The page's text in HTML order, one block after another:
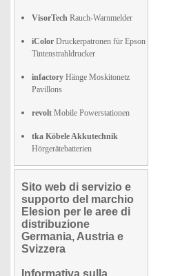
VisorTech Rauch-Warnmelder
iColor Druckerpatronen für Epson
Tintenstrahldrucker
infactory Hänge Moskitonetz
Pavillons
revolt Mobile Powerstationen
tka Köbele Akkutechnik
Hörgerätebatterien
Sito web di servizio e
supporto del marchio
Elesion per le aree di
distribuzione
Germania, Austria e
Svizzera
Informativa sulla